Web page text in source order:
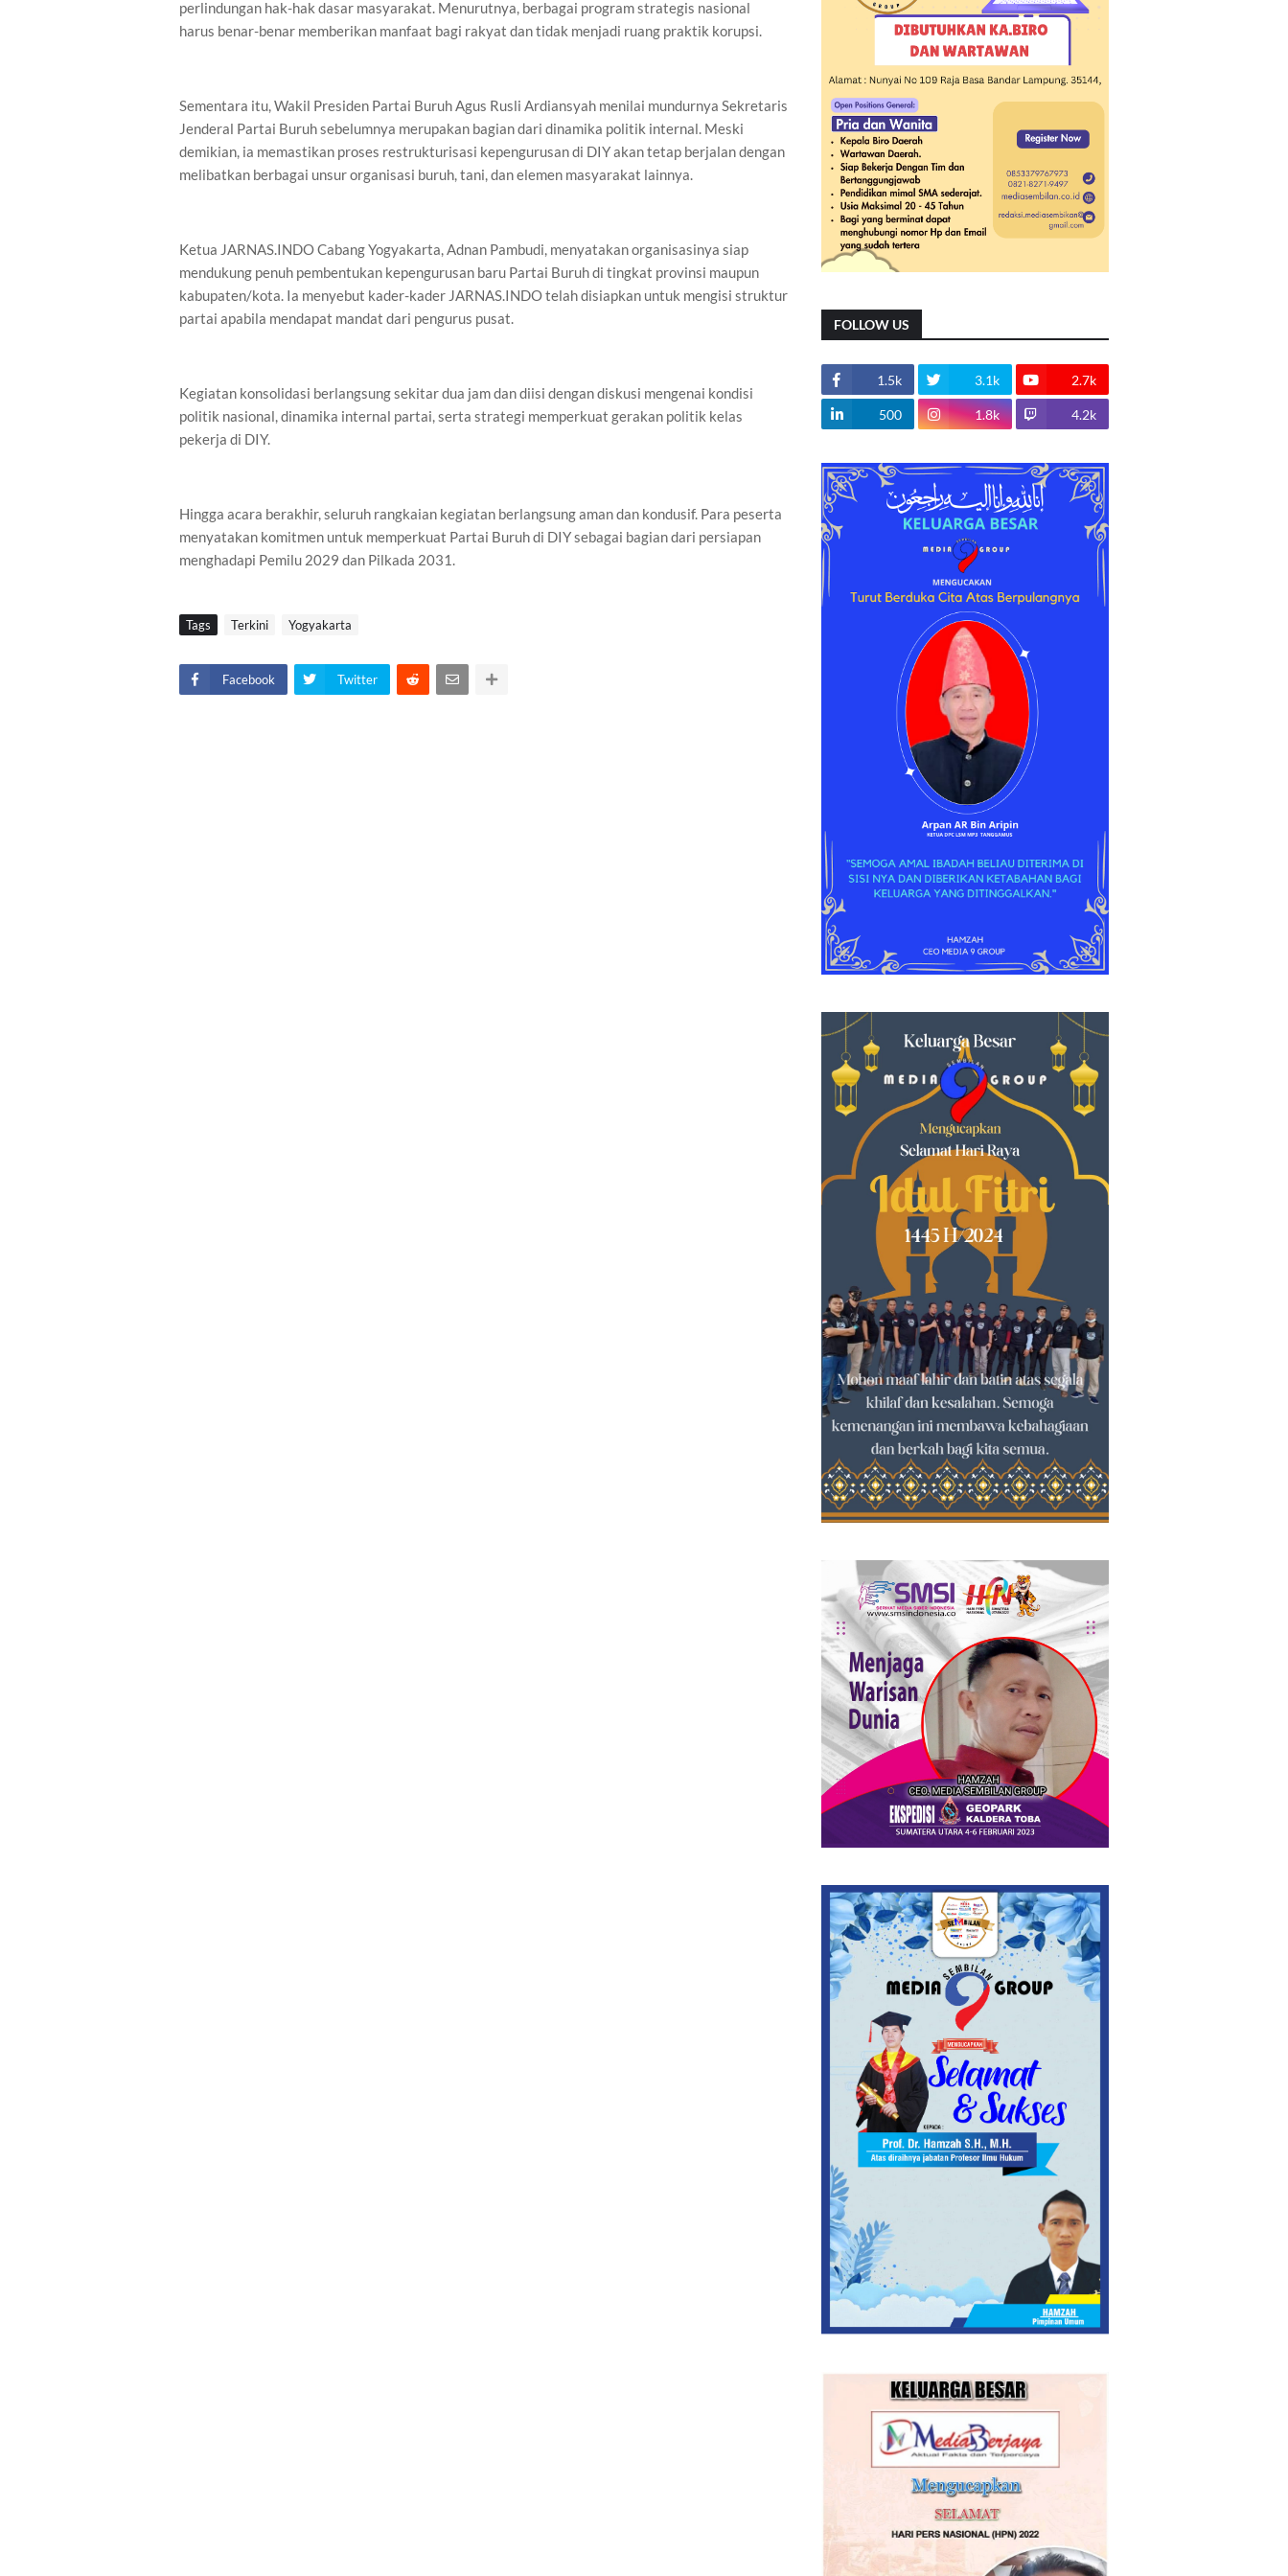
perlindungan hak-hak dasar masyarakat. Menurutnya, berbagai program strategis nasional
harus benar-benar memberikan manfaat bagi rakyat dan tidak menjadi ruang praktik korupsi.
Sementara itu, Wakil Presiden Partai Buruh Agus Rusli Ardiansyah menilai mundurnya Sekretaris
Jenderal Partai Buruh sebelumnya merupakan bagian dari dinamika politik internal. Meski
demikian, ia memastikan proses restrukturisasi kepengurusan di DIY akan tetap berjalan dengan
melibatkan berbagai unsur organisasi buruh, tani, dan elemen masyarakat lainnya.
Ketua JARNAS.INDO Cabang Yogyakarta, Adnan Pambudi, menyatakan organisasinya siap
mendukung penuh pembentukan kepengurusan baru Partai Buruh di tingkat provinsi maupun
kabupaten/kota. Ia menyebut kader-kader JARNAS.INDO telah disiapkan untuk mengisi struktur
partai apabila mendapat mandat dari pengurus pusat.
Kegiatan konsolidasi berlangsung sekitar dua jam dan diisi dengan diskusi mengenai kondisi
politik nasional, dinamika internal partai, serta strategi memperkuat gerakan politik kelas
pekerja di DIY.
Hingga acara berakhir, seluruh rangkaian kegiatan berlangsung aman dan kondusif. Para peserta
menyatakan komitmen untuk memperkuat Partai Buruh di DIY sebagai bagian dari persiapan
menghadapi Pemilu 2029 dan Pilkada 2031.
Tags Terkini Yogyakarta
Facebook Twitter
FOLLOW US
1.5k 3.1k 2.7k
500 1.8k 4.2k